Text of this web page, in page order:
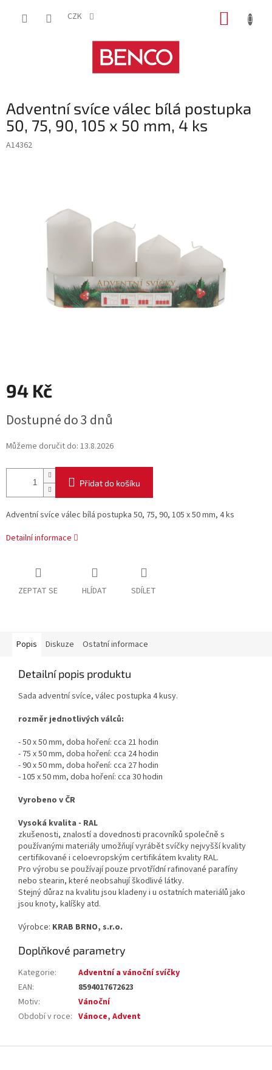
CZK
Adventní svíce válec bílá postupka
50, 75, 90, 105 x 50 mm, 4 ks
A14362
94 Kč
cena:
Dostupné do 3 dnů
Můžeme doručit do: 13.8.2026
Přidat do košíku
Adventní svíce válec bílá postupka 50, 75, 90, 105 x 50 mm, 4 ks
Detailní informace
ZEPTAT SE HLÍDAT SDÍLET
Popis Diskuze Ostatní informace
Detailní popis produktu
Sada adventní svíce, válec postupka 4 kusy.
rozměr jednotlivých válců:
- 50 x 50 mm, doba hoření: cca 21 hodin
- 75 x 50 mm, doba hoření: cca 24 hodin
- 90 x 50 mm, doba hoření: cca 27 hodin
- 105 x 50 mm, doba hoření: cca 30 hodin
Vyrobeno v ČR
Vysoká kvalita - RAL
zkušenosti, znalostí a dovednosti pracovníků společně s
používanými materiály umožňují vyrábět svíčky nejvyšší kvality
certifikované i celoevropským certifikátem kvality RAL.
Pro výrobu se používají pouze prvotřídní rafinované parafíny
nebo stearin, které neobsahují škodlivé látky.
Stejný důraz na kvalitu jsou kladeny i u ostatních materiálů jako
jsou knoty, kalíšky atd.
Výrobce: KRAB BRNO, s.r.o.
Doplňkové parametry
Kategorie:
Adventní a vánoční svíčky
EAN:
8594017672623
Motiv:
Vánoční
Období v roce: Vánoce, Advent